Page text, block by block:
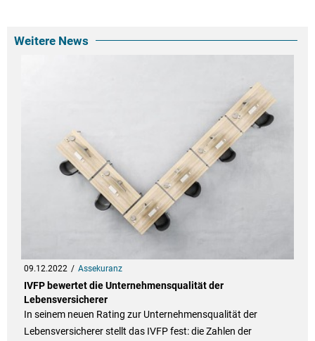
Weitere News
09.12.2022 Assekuranz
IVFP bewertet die Unternehmensqualität der
Lebensversicherer
In seinem neuen Rating zur Unternehmensqualität der
Lebensversicherer stellt das IVFP fest: die Zahlen der